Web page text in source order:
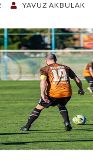
YAVUZ AKBULAK